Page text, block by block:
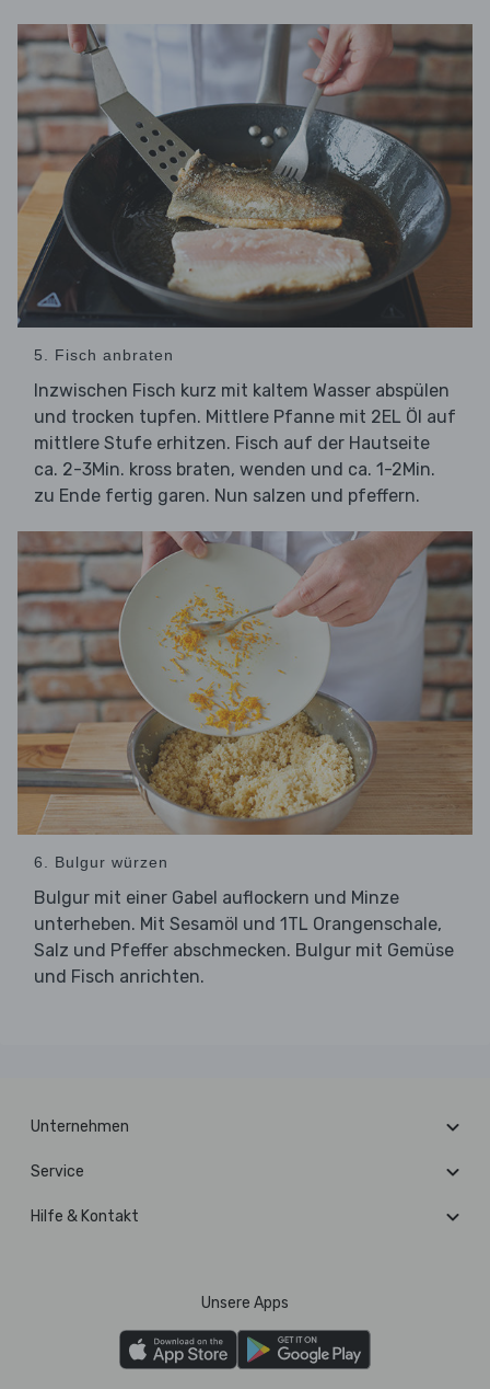
5. Fisch anbraten
Inzwischen Fisch kurz mit kaltem Wasser abspülen
und trocken tupfen. Mittlere Pfanne mit 2EL Öl auf
mittlere Stufe erhitzen. Fisch auf der Hautseite
ca. 2-3Min. kross braten, wenden und ca. 1-2Min.
zu Ende fertig garen. Nun salzen und pfeffern.
6. Bulgur würzen
Bulgur mit einer Gabel auflockern und Minze
unterheben. Mit Sesamöl und 1TL Orangenschale,
Salz und Pfeffer abschmecken. Bulgur mit Gemüse
und Fisch anrichten.
Unternehmen
Service
Hilfe & Kontakt
Unsere Apps